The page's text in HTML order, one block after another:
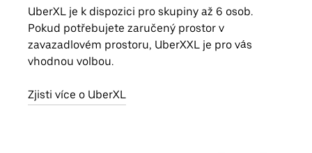
UberXL je k dispozici pro skupiny až 6 osob.
Pokud potřebujete zaručený prostor v
zavazadlovém prostoru, UberXXL je pro vás
vhodnou volbou.
Zjisti více o UberXL